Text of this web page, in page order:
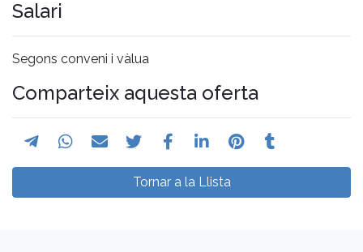
Salari
Segons conveni i vàlua
Comparteix aquesta oferta
Tornar a la Llista